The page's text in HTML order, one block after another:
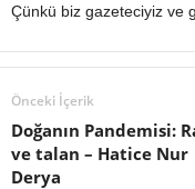
Çünkü biz gazeteciyiz ve
Önceki İçerik
Doğanın Pandemisi:
ve talan – Hatice Nur
Derya